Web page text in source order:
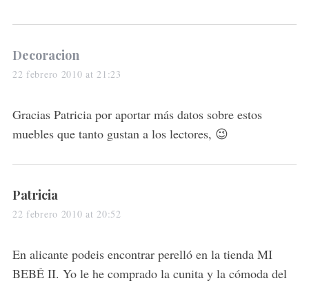
s
a
s
:
Decoracion
22 febrero 2010 at 21:23
Gracias Patricia por aportar más datos sobre estos
muebles que tanto gustan a los lectores, 😉
s
a
s
:
Patricia
22 febrero 2010 at 20:52
En alicante podeis encontrar perelló en la tienda MI
BEBÉ II. Yo le he comprado la cunita y la cómoda del